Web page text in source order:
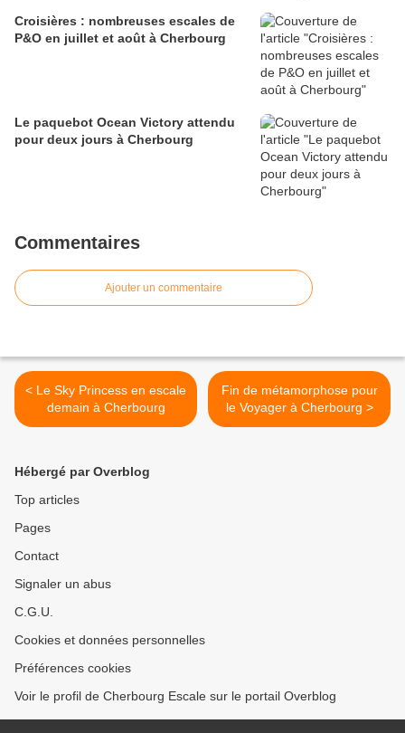
Croisières : nombreuses escales de
P&O en juillet et août à Cherbourg
Le paquebot Ocean Victory attendu
pour deux jours à Cherbourg
Commentaires
Ajouter un commentaire
< Le Sky Princess en escale
demain à Cherbourg
Fin de métamorphose pour
le Voyager à Cherbourg >
Hébergé par Overblog
Top articles
Pages
Contact
Signaler un abus
C.G.U.
Cookies et données personnelles
Préférences cookies
Voir le profil de Cherbourg Escale sur le portail Overblog